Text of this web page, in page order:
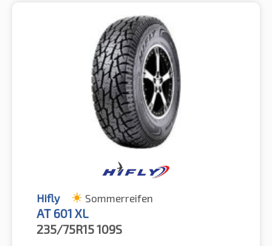
Hifly Sommerreifen
AT 601 XL
235/75R15109S